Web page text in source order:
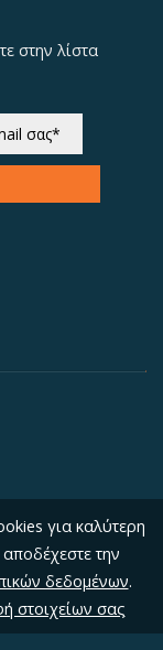
στην λίστα
για καλύτερη
την
δεδομένων.
στοιχείων σας